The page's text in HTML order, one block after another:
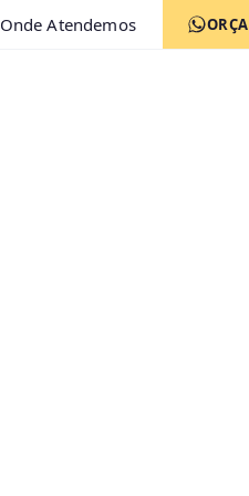
Onde Atendemos